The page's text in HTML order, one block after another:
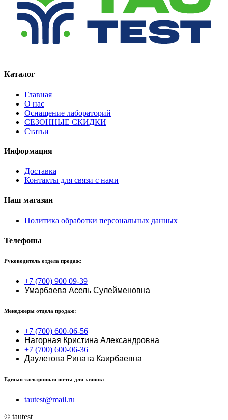
Каталог
Главная
О нас
Оснащение лабораторий
СЕЗОННЫЕ СКИДКИ
Статьи
Информация
Доставка
Контакты для связи с нами
Наш магазин
Политика обработки персональных данных
Телефоны
Руководитель отдела продаж:
+7 (700) 900 09-39
Умарбаева Асель Сулейменовна
Менеджеры отдела продаж:
+7 (700) 600-06-56
Нагорная Кристина Александровна
+7 (700) 600-06-36
Даулетова Рината Каирбаевна
Единая электронная почта для заявок:
tautest@mail.ru
© tautest